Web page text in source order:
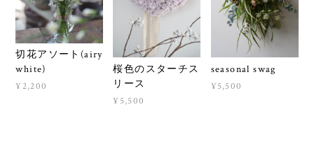
切花アソート(airy
white)
¥2,200
桜色のスターチス
リース
¥5,500
seasonal swag
¥5,500